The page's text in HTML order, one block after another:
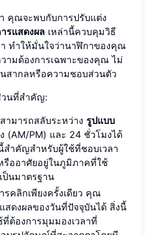
คุณจะพบกับการปรับแต่ง
รแสดงผล เหล่านี้ควบคุมวิธี
า ทำให้มั่นใจว่านาฬิกาของคุณ
ามต้องการเฉพาะของคุณ ไม่
สากลหรือความชอบส่วนตัว
วนที่สำคัญ:
ามารถสลับระหว่าง รูปแบบ
(AM/PM) และ 24 ชั่วโมงได้
สำคัญสำหรับผู้ใช้ที่ชอบเวลา
รืออาศัยอยู่ในภูมิภาคที่ใช้
ป็นมาตรฐาน
รคลิกเพียงครั้งเดียว คุณ
สดงผลของวันที่ปัจจุบันได้ สิ่งนี้
ที่ต้องการมุมมองเวลาที่